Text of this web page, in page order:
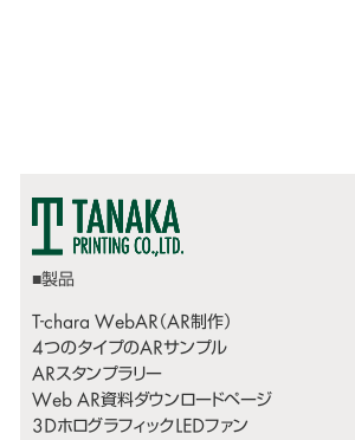
T-chara WebAR（AR制作）
4つのタイプのARサンプル
ARスタンプラリー
Web AR資料ダウンロードページ
3DホログラフィックLEDファン